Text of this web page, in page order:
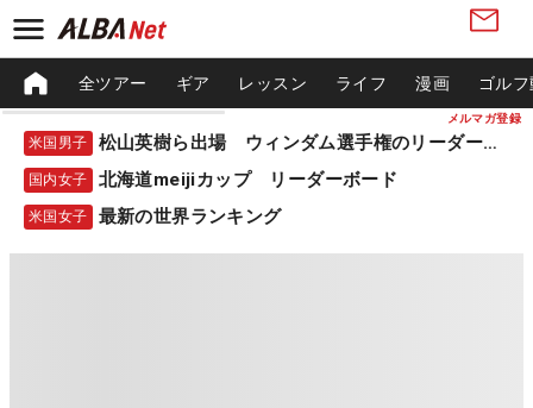
メルマガ登録
全ツアー ギア レッスン ライフ 漫画 ゴル
米国男子 松山英樹ら出場 ウィンダム選手権のリーダーボード
国内女子 北海道meijiカップ リーダーボード
米国女子 最新の世界ランキング